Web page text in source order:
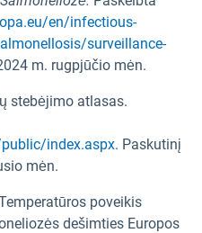
en/infectious-
surveillance-
m. rugpjūčio mėn.
stebėjimo atlasas.
index.aspx. Paskutinį
mėn.
poveikis
dešimties Europos